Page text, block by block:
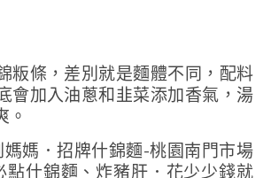
粄條，差別就是麵體不同，配料
會加入油蔥和韭菜添加香氣，湯
。